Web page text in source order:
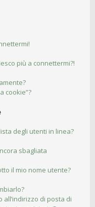
più a connettermi?!
cookie”?
degli utenti in linea?
sbagliata
il mio nome utente?
all’indirizzo di posta di